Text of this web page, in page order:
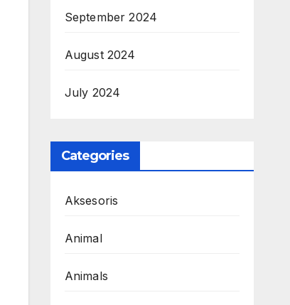
September 2024
August 2024
July 2024
Categories
Aksesoris
Animal
Animals